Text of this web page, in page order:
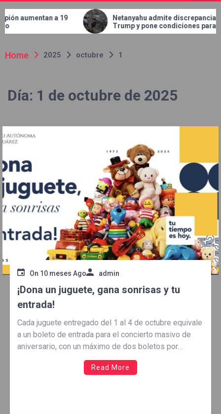
a 19
Netanyahu admite discrepancias con
Trump y pone condiciones para
retirar tropas de Gaza
Home 2025 octubre 1
Día: 1 de octubre de 2025
On 10 meses Ago admin
¡Dona un juguete, gana sonrisas y tu
entrada!
Cada juguete entregado del 1 al 4 de octubre equivale
a un boleto de entrada para el concierto masivo de
aniversario, con un máximo de dos boletos por
persona n el marco de su 52 aniversario,
la Universidad Autónoma de Ciudad Juárez
Read More